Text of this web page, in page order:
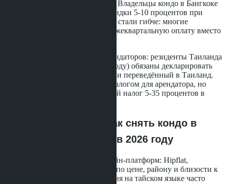
снимать жильё на год и дольше. Владельцы кондо в Бангкоке
и Паттайе начали предлагать скидки 5-10 процентов при
аренде от 12 месяцев. Договоры стали гибче: многие
собственники соглашаются на ежеквартальную оплату вместо
Налоговые последствия для арендаторов: резиденты Таиланда
(пребывание более 180 дней в году) обязаны декларировать
доход, полученный за границей и переведённый в Таиланд.
Арендная плата не облагается налогом для арендатора, но
арендодатель платит подоходный налог 5-35 процентов в
Практические шаги: как снять кондо в
Бангкоке или Паттайе в 2026 году
Поиск жилья начинается с онлайн-платформ: Hipflat,
DDProperty, BaanThai. Фильтры по цене, району и близости к
метро сужают выбор. Объявления на тайском языке часто